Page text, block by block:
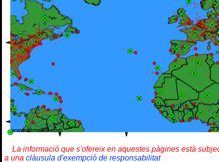
La informació que s'ofereix en aquestes pàgines està
a una clàusula d'exempció de responsabilitat